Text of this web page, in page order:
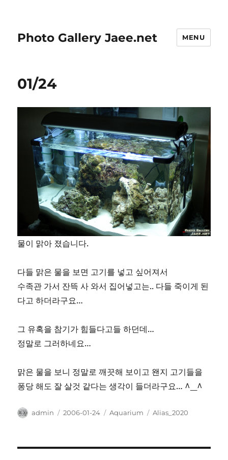
Photo Gallery Jaee.net MENU
01/24
물이 맑아 졌습니다.
다들 맑은 물을 보면 고기를 넣고 싶어져서
수족관 가서 잔뜩 사 와서 집어넣고는.. 다들 죽이게 된
다고 하더라구요…
그 유혹을 참기가 힘들다고들 하던데…
정말로 그러하네요…
맑은 물을 보니 정말로 깨끗해 보이고 왠지 고기들을
퐁당 해도 잘 살것 같다는 생각이 들더라구요… ^_^
Author
admin
Posted
2006-01-24 Categories
Aquarium Tags
Alias_2020